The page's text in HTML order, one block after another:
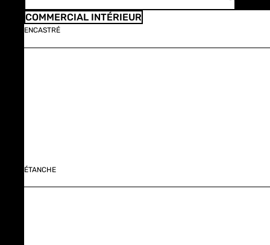
COMMERCIAL INTÉRIEUR
ENCASTRÉ
ÉTANCHE